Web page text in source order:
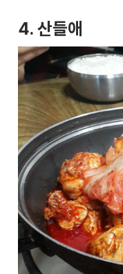
4. 산들애